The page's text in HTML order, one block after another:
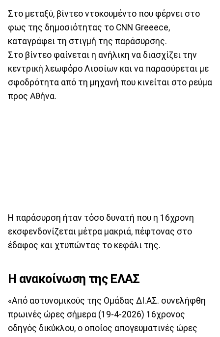
Στο μεταξύ, βίντεο ντοκουμέντο που φέρνει στο
φως της δημοσιότητας το CNN Greeece,
καταγράφει τη στιγμή της παράσυρσης.
Στο βίντεο φαίνεται η ανήλικη να διασχίζει την
κεντρική λεωφόρο Λιοσίων και να παρασύρεται με
σφοδρότητα από τη μηχανή που κινείται στο ρεύμα
προς Αθήνα.
Η παράσυρση ήταν τόσο δυνατή που η 16χρονη
εκσφενδονίζεται μέτρα μακριά, πέφτονας στο
έδαφος και χτυπώντας το κεφάλι της.
Η ανακοίνωση της ΕΛΑΣ
«Από αστυνομικούς της Ομάδας ΔΙ.ΑΣ. συνελήφθη
πρωινές ώρες σήμερα (19-4-2026) 16χρονος
οδηγός δικύκλου, ο οποίος απογευματινές ώρες